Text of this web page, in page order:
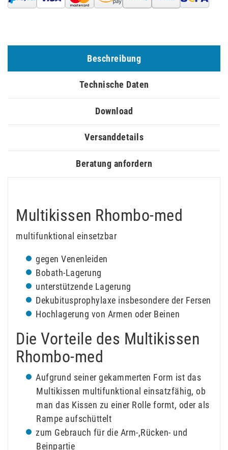
Beschreibung
Technische Daten
Download
Versanddetails
Beratung anfordern
Multikissen Rhombo-med
multifunktional einsetzbar
gegen Venenleiden
Bobath-Lagerung
unterstützende Lagerung
Dekubitusprophylaxe insbesondere der Fersen
Hochlagerung von Armen oder Beinen
Die Vorteile des Multikissen
Rhombo-med
Aufgrund seiner gekammerten Form ist das
Multikissen multifunktional einsatzfähig, ob
man das Kissen zu einer Rolle formt, oder als
Rampe aufschüttelt
zum Gebrauch für die Arm-,Rücken- und
Beinpartie